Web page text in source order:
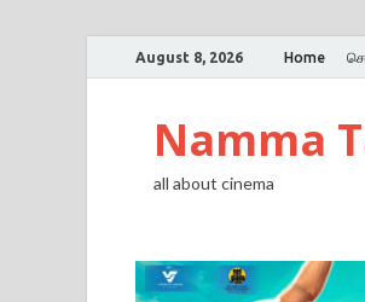
August 8, 2026 Home
Namma
all about cinema